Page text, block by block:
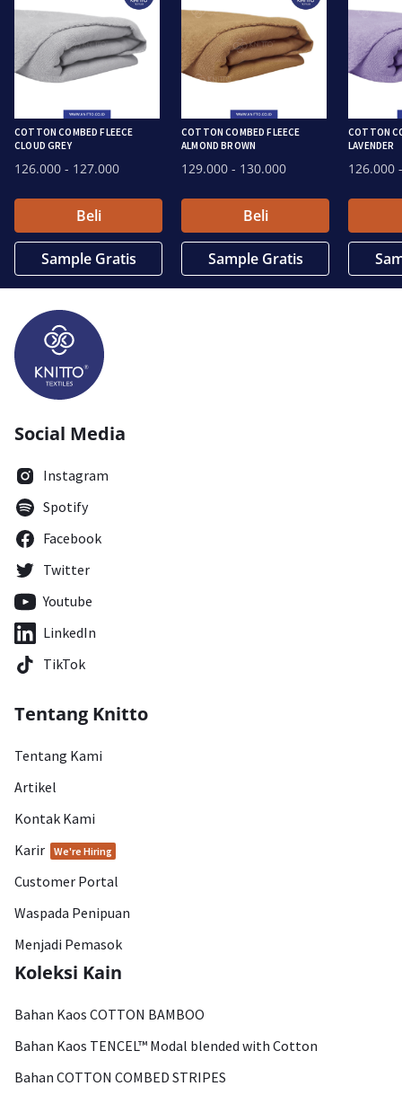
COTTON COMBED FLEECE
CLOUD GREY
126.000 - 127.000
Beli
Sample Gratis
COTTON COMBED FLEECE
ALMOND BROWN
129.000 - 130.000
Beli
Sample Gratis
COTTON
LAVENDER
126.000
Social Media
Instagram
Spotify
Facebook
Twitter
Youtube
LinkedIn
TikTok
Tentang Knitto
Tentang Kami
Artikel
Kontak Kami
Karir
We're Hiring
Customer Portal
Waspada Penipuan
Menjadi Pemasok
Koleksi Kain
Bahan Kaos COTTON BAMBOO
Bahan Kaos TENCEL™ Modal blended with Cotton
Bahan COTTON COMBED STRIPES